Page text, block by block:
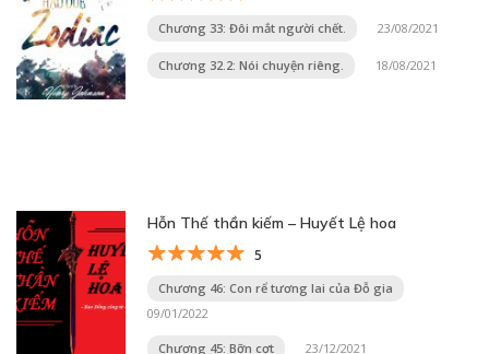
Chương 33: Đôi mắt người chết. 23/08/2021
Chương 32.2: Nói chuyện riêng. 18/08/2021
Hỗn Thế thần kiếm – Huyết Lệ hoa
5
Chương 46: Con rể tương lai của Đỗ gia
09/01/2022
Chương 45: Bỡn cợt 23/12/2021